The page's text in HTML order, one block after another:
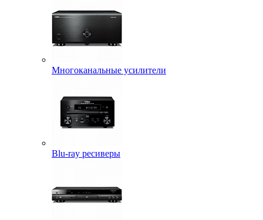
Многоканальные усилители
Blu-ray ресиверы